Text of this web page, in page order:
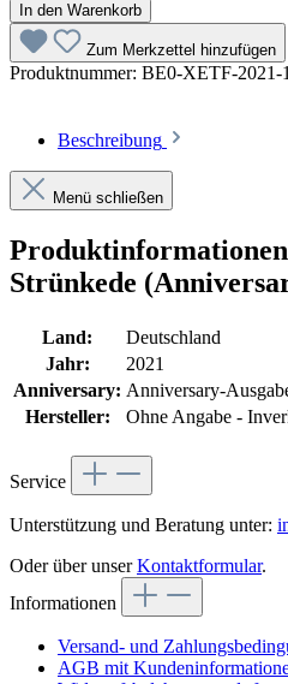
In den Warenkorb
Zum Merkzettel hinzufügen
Produktnummer: BE0-XETF-2021-
Beschreibung
Menü schließen
Strünkede
Land:
Deutschland
Jahr:
2021
Anniversary: Anniversary-
Hersteller:
Ohne Angabe -
Service
Unterstützung und Beratung unter:
Oder über unserKontaktformular.
Informationen
Versand- und
AGB mit